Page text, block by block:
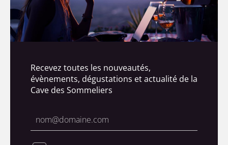
Recevez toutes les nouveautés,
évènements, dégustations et actualité de la
Cave des Sommeliers